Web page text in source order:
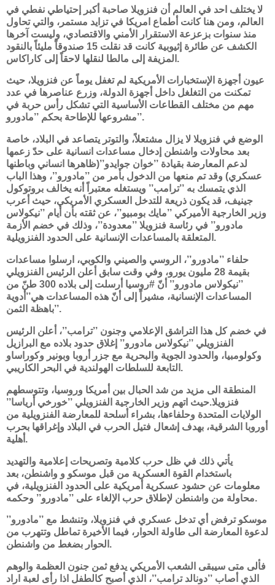
لا يختلف احد في العالم أن فنزويلا صاحبة أكبر إحتياطي نفطي في
العالم، ومن هنا كانت أطماع امريكا في تزايد مستمر، والتي تحاول
منذ سنوات بزعزعة الاستقرار الأمني والاقتصادي، وليست آخرها
الكشف عن طائرة إثيوبية كانت قد نقلت 15 صندوقاً مليئاً بالنقود
المزيفة إلى مالطا لنقلها لاحقاً إلى كاراكاس.
عيون أجهزة الإستخبارات الأمريكية لم تغفل يوماً عن فنزويلا، حيث
تمكنت من التغلغل داخل أجهزة الدولة، وزرع عناصرها في عدد
مهم من مختلف القطاعات الأساسية التي تشكل رأس حربة في
مشروعها للإطاحة بحكم ’’مادورو’’.
الوضع في فنزويلا لا يزال مشتعلاً، والتوتر يتصاعد في البلاد، خاصة
بعد محاولات واشنطن إدخال مساعدات انسانية على حدّ زعمها
لدعم المعارضة بقيادة ’’خوان جوايدو’’(ظاهرها انساني وباطنها
عسكري) وقد تم منعها من الدخول بأمر من ’’مادورو’’، وهذا الباب
الذي يتمسك به ’’ترامب’’ ويستغله معتبراً أنه يخالف بروتوكول
جينيف، قد يكون ذريعة للتدخل العسكري الأمريكي، حيث أعرب
وزير الخارجية الأميركي ’’مايك بومبيو’’، عن ثقته بأن أيام ’’نيكولاس
مادورو’’ في رئاسة فنزويلا ’’معدودة’’، وذلك في خضم الأزمة
المتعلقة بالمساعدات الإنسانية على الحدود الفنزويلية.
حلفاء ’’مادورو’’، الروسي والصيني والكوبي، ارسلوا مساعدات
بقيمة 28 مليون يورو، وفي وقت سابق أعلن الرئيس الفنزويلي
’’نيكولاس مادورو’’ أنّ #روسيا أرسلت إلى بلاده 300 طنّ من
المساعدات الإنسانية، مشيراً إلى أنّ هذه المساعدات هي’’أدوية
باهظة الثمن’’.
في خضم كل هذا التراشق الإعلامي وجنون ’’ترامب’’، أعلن الرئيس
الفنزويلي ’’نيكولاس مادورو’’ إغلاق حدود بلاده مع البرازيل
وكولومبيا، والحدود الجوية والبحرية مع جزر أروبا وبونير وكوراساو
التابعة للسلطات الهولندية في البحر الكاريبي.
المنطقة الى مزيد من شد الحبال بين أمريكا وروسيا، وتتوسطهم
فنزويلا.حيث اتهم وزير الخارجية الفنزويلي ’’خورخي أرياسا’’
الولايات المتحدة وحلفاءها، بشراء أسلحة للمعارضة الفنزويلية من
أوروبا الشرقية، بهدف إشعال فتيل الحرب في البلاد وإغراقها بحرب
أهلية.
يأتي ذلك في ظل حرب كلامية وتصريحات إعلامية والتهديد
باستخدام القوة العسكرية من قبل موسكو و واشنطن، بعد
معلومات عن حشود عسكرية أمريكية على الحدود الفنزويلية، في
محاولة من واشنطن لإطلاق حرب الإلغاء على ’’مادورو’’ وحكمه.
موسكو ترفض أي تدخل عسكري في فنزويلا، وتنشط مع ’’مادورو’’
لدعوة المعارضة الى طاولة الحوار، فيما الأخيرة تماطل وتتهرب من
الحوار بضغط من واشنطن.
فألى متى سيبقى الشعب الأمريكي يدفع ثمن جنون العظمة والوهم
الذي أصاب ’’دونالد ترامب’’، الذي أصبح كالطفل اذا رأى لعبة اراد